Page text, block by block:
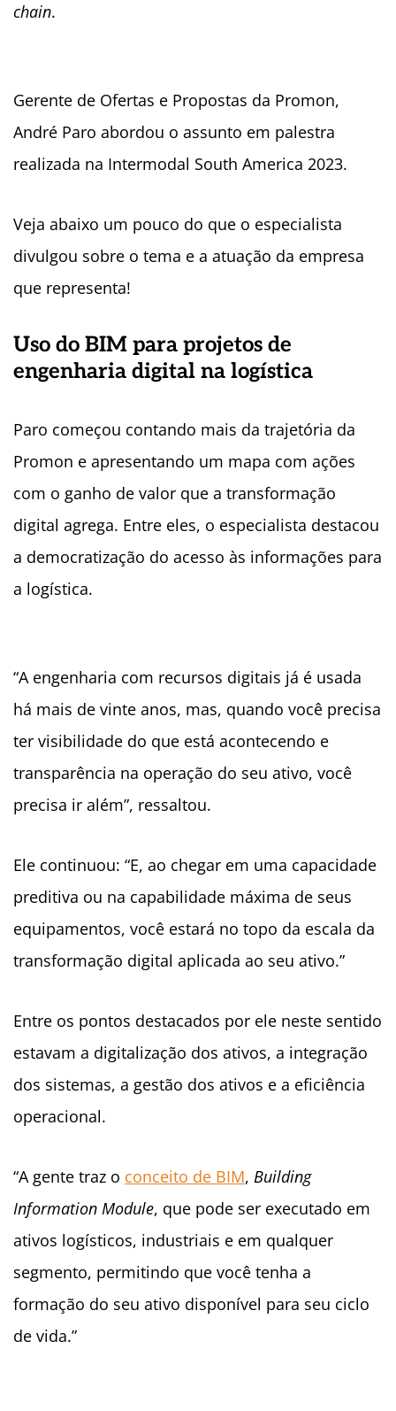
chain.
Gerente de Ofertas e Propostas da Promon,
André Paro abordou o assunto em palestra
realizada na Intermodal South America 2023.
Veja abaixo um pouco do que o especialista
divulgou sobre o tema e a atuação da empresa
que representa!
Uso do BIM para projetos de
engenharia digital na logística
Paro começou contando mais da trajetória da
Promon e apresentando um mapa com ações
com o ganho de valor que a transformação
digital agrega. Entre eles, o especialista destacou
a democratização do acesso às informações para
a logística.
“A engenharia com recursos digitais já é usada
há mais de vinte anos, mas, quando você precisa
ter visibilidade do que está acontecendo e
transparência na operação do seu ativo, você
precisa ir além”, ressaltou.
Ele continuou: “E, ao chegar em uma capacidade
preditiva ou na capabilidade máxima de seus
equipamentos, você estará no topo da escala da
transformação digital aplicada ao seu ativo.”
Entre os pontos destacados por ele neste sentido
estavam a digitalização dos ativos, a integração
dos sistemas, a gestão dos ativos e a eficiência
operacional.
“A gente traz o conceito de BIM, Building
Information Module, que pode ser executado em
ativos logísticos, industriais e em qualquer
segmento, permitindo que você tenha a
formação do seu ativo disponível para seu ciclo
de vida.”